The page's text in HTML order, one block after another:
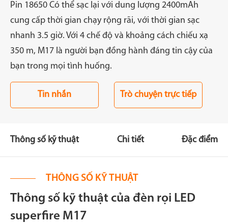
Pin 18650 Có thể sạc lại với dung lượng 2400mAh
cung cấp thời gian chạy rộng rãi, với thời gian sạc
nhanh 3.5 giờ. Với 4 chế độ và khoảng cách chiếu xạ
350 m, M17 là người bạn đồng hành đáng tin cậy của
bạn trong mọi tình huống.
Tin nhắn Trò chuyện trực tiếp
Thông số kỹ thuật Chi tiết Đặc điểm
THÔNG SỐ KỸ THUẬT
Thông số kỹ thuật của đèn rọi LED
superfire M17